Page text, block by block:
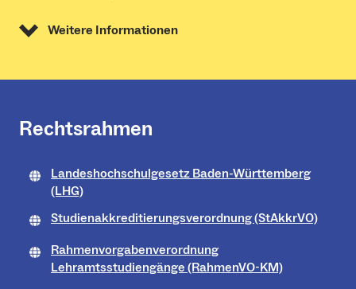
Weitere Informationen
Rechtsrahmen
Landeshochschulgesetz Baden-Württemberg
(LHG)
Studienakkreditierungsverordnung (StAkkrVO)
Rahmenvorgabenverordnung
Lehramtsstudiengänge (RahmenVO-KM)